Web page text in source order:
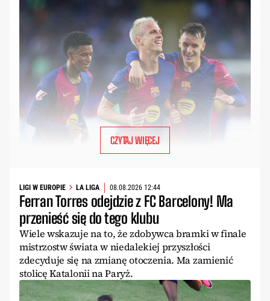
CZYTAJ WIĘCEJ
LIGI W EUROPIE LA LIGA 08.08.2026 12:44
Ferran Torres odejdzie z FC Barcelony! Ma
przenieść się do tego klubu
Wiele wskazuje na to, że zdobywca bramki w finale
mistrzostw świata w niedalekiej przyszłości
zdecyduje się na zmianę otoczenia. Ma zamienić
stolicę Katalonii na Paryż.